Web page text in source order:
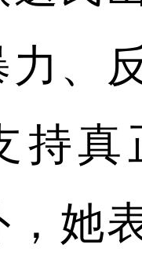
力、
持真
，她